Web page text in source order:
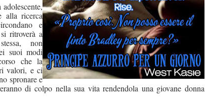
alla ricerca
e
ritroverà a
non
suoi modi
che la
valori, e ci
spronare e
di colpo nella sua vita rendendola una giovane donna